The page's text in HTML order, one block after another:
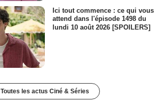
Ici tout commence : ce qui vous
attend dans l'épisode 1498 du
lundi 10 août 2026 [SPOILERS]
Toutes les actus Ciné & Séries